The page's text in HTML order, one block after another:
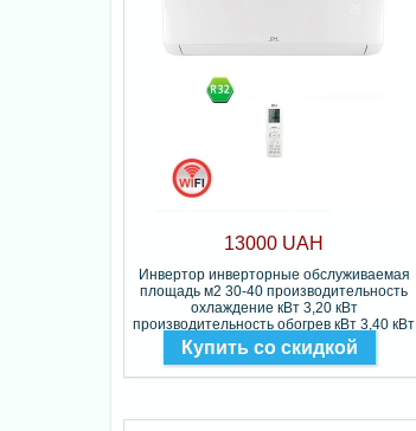
13000 UAH
Инвертор инверторные обслуживаемая
площадь м2 30-40 производительность
охлаждение кВт 3,20 кВт
производительность обогрев кВт 3,40 кВт
Фреон R-32
Купить со скидкой